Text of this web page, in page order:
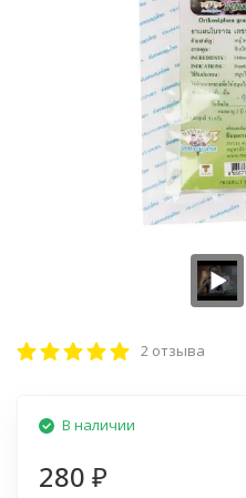
2 отзыва
В наличии
280 ₽